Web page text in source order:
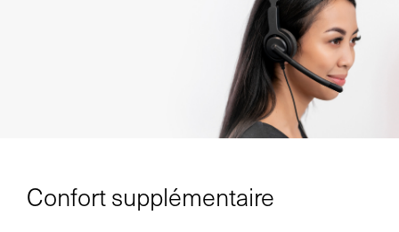
Confort supplémentaire